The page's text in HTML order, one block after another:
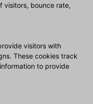
visitors, bounce rate,
visitors with
These cookies track
to provide